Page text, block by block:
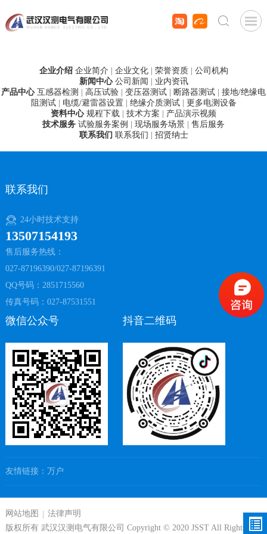
企业介绍 企业简介 企业文化| 荣誉资质| 公司机构
新闻中心 公司新闻
业内资讯
产品中心 互感器检测 高压试验 变压器测试 断路器测试
接地/绝缘电
阻测试| 电缆/避雷器设置| 绝缘介质测试| 更多电测设备
资料中心 规程下载 技术方案
产品演示视频
技术服务 试验服务案例 现场服务场景
售后服务
联系我们 联系我们 招贤纳士
联系我们
24小时技术支持
13507154193
售后服务热线：
027-87196390/027-87196391
QQ号码：2851715560
传真号码：027-87531551
微信公众号 抖音二维码
友情链接： 万户
网站地图
法律声明
版权所有 武汉汉测电气有限公司 Copyright © 2020 JSST All Rights